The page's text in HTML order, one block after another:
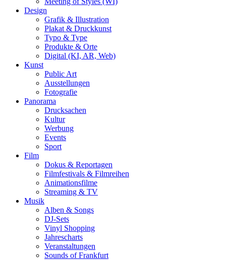
Design
Grafik & Illustration
Plakat & Druckkunst
Typo & Type
Produkte & Orte
Digital (KI, AR, Web)
Kunst
Public Art
Ausstellungen
Fotografie
Panorama
Drucksachen
Kultur
Werbung
Events
Sport
Film
Dokus & Reportagen
Filmfestivals & Filmreihen
Animationsfilme
Streaming & TV
Musik
Alben & Songs
DJ-Sets
Vinyl Shopping
Jahrescharts
Veranstaltungen
Sounds of Frankfurt